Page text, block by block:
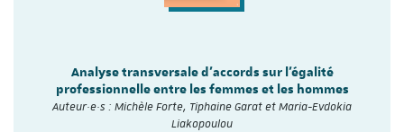
Analyse transversale d'accords sur l'égalité
professionnelle entre les femmes et les hommes
Auteur·e·s : Michèle Forte, Tiphaine Garat et Maria-Evdokia
Liakopoulou